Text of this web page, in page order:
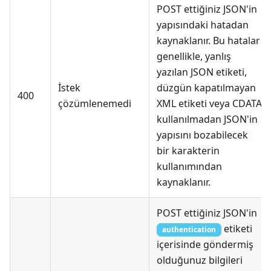
400
İstek
çözümlenemedi
POST ettiğiniz JSON'in
yapısındaki hatadan
kaynaklanır. Bu hatalar
genellikle, yanlış
yazılan JSON etiketi,
düzgün kapatılmayan
XML etiketi veya CDATA
kullanılmadan JSON'in
yapısını bozabilecek
bir karakterin
kullanımından
kaynaklanır.
POST ettiğiniz JSON'in
authentication
etiketi
içerisinde göndermiş
olduğunuz bilgileri